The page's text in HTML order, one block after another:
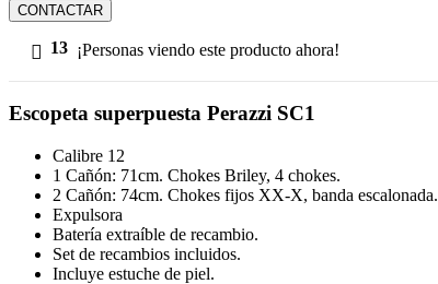
CONTACTAR
13 ¡Personas viendo este producto ahora!
Escopeta superpuesta Perazzi SC1
Calibre 12
1 Cañón: 71cm. Chokes Briley, 4 chokes.
2 Cañón: 74cm. Chokes fijos XX-X, banda escalonada.
Expulsora
Batería extraíble de recambio.
Set de recambios incluidos.
Incluye estuche de piel.